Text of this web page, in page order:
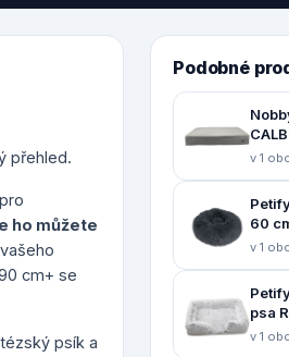
přehled.
ho můžete
cm+ se
psík a
Podobné
v 1
60
v 1
psa
v 1